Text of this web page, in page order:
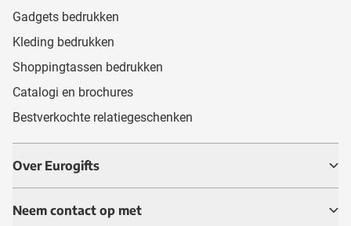
Gadgets bedrukken
Kleding bedrukken
Shoppingtassen bedrukken
Catalogi en brochures
Bestverkochte relatiegeschenken
Over Eurogifts
Neem contact op met